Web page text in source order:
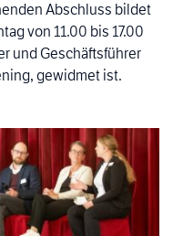
Abschluss bildet
von 11.00 bis 17.00
und Geschäftsführer
gewidmet ist.